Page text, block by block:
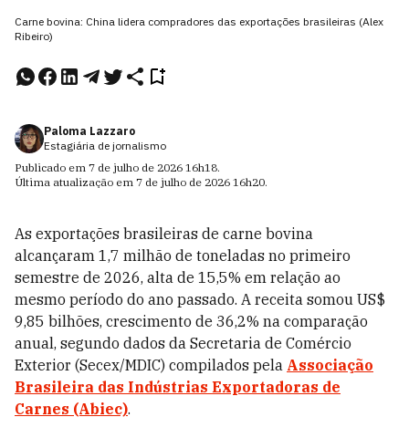
Carne bovina: China lidera compradores das exportações brasileiras (Alex
Ribeiro)
Paloma Lazzaro
Estagiária de jornalismo
Publicado em 7 de julho de 2026 16h18.
Última atualização em 7 de julho de 2026 16h20.
As exportações brasileiras de carne bovina
alcançaram 1,7 milhão de toneladas no primeiro
semestre de 2026, alta de 15,5% em relação ao
mesmo período do ano passado. A receita somou US$
9,85 bilhões, crescimento de 36,2% na comparação
anual, segundo dados da Secretaria de Comércio
Exterior (Secex/MDIC) compilados pela Associação
Brasileira das Indústrias Exportadoras de
Carnes (Abiec).